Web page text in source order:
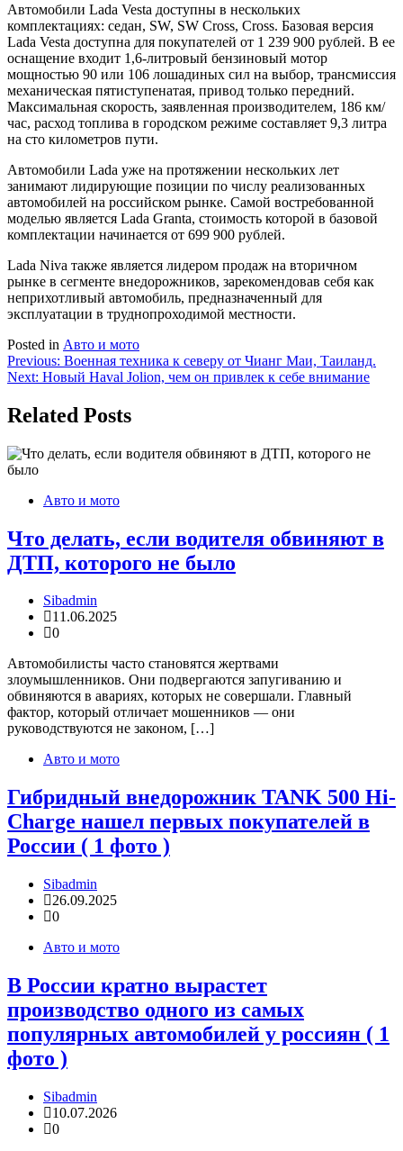
Автомобили Lada Vesta доступны в нескольких
комплектациях: седан, SW, SW Cross, Cross. Базовая версия
Lada Vesta доступна для покупателей от 1 239 900 рублей. В ее
оснащение входит 1,6-литровый бензиновый мотор
мощностью 90 или 106 лошадиных сил на выбор, трансмиссия
механическая пятиступенатая, привод только передний.
Максимальная скорость, заявленная производителем, 186 км/
час, расход топлива в городском режиме составляет 9,3 литра
на сто километров пути.
Автомобили Lada уже на протяжении нескольких лет
занимают лидирующие позиции по числу реализованных
автомобилей на российском рынке. Самой востребованной
моделью является Lada Granta, стоимость которой в базовой
комплектации начинается от 699 900 рублей.
Lada Niva также является лидером продаж на вторичном
рынке в сегменте внедорожников, зарекомендовав себя как
неприхотливый автомобиль, предназначенный для
эксплуатации в труднопроходимой местности.
Posted in Авто и мото
Навигация
по
записям
Previous: Военная техника к северу от Чианг Маи, Таиланд.
Next: Новый Haval Jolion, чем он привлек к себе внимание
Related Posts
Авто и мото
Что делать, если водителя обвиняют в
ДТП, которого не было
Sibadmin
11.06.2025
0
Автомобилисты часто становятся жертвами
злоумышленников. Они подвергаются запугиванию и
обвиняются в авариях, которых не совершали. Главный
фактор, который отличает мошенников — они
руководствуются не законом, […]
Авто и мото
Гибридный внедорожник TANK 500 Hi-
Charge нашел первых покупателей в
России ( 1 фото )
Sibadmin
26.09.2025
0
Авто и мото
В России кратно вырастет
производство одного из самых
популярных автомобилей у россиян ( 1
фото )
Sibadmin
10.07.2026
0